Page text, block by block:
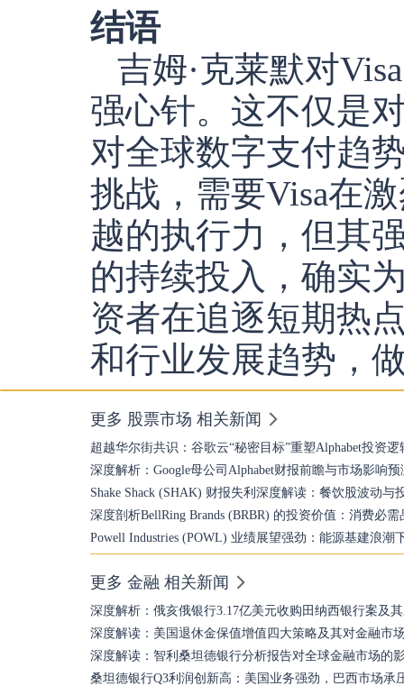
结语
吉姆·克莱默对
强心针。这不仅是
对全球数字支付趋
挑战，需要Visa在
越的执行力，但其
的持续投入，确实
资者在追逐短期热
和行业发展趋势，
更多 股票市场 相关新闻
超越华尔街共识：谷歌云“秘密目标”重塑Alphabet投资逻
深度解析：Google母公司Alphabet财报前瞻与市场影响预
Shake Shack (SHAK) 财报失利深度解读：餐饮股波动与
深度剖析BellRing Brands (BRBR) 的投资价值：消费必
Powell Industries (POWL) 业绩展望强劲：能源基建浪潮
更多 金融 相关新闻
深度解析：俄亥俄银行3.17亿美元收购田纳西银行案及
深度解读：美国退休金保值增值四大策略及其对金融市
深度解读：智利桑坦德银行分析报告对全球金融市场的
桑坦德银行Q3利润创新高：美国业务强劲，巴西市场承